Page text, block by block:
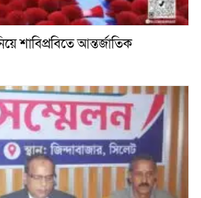
শাবিপ্রবিতে আন্তর্জাতিক